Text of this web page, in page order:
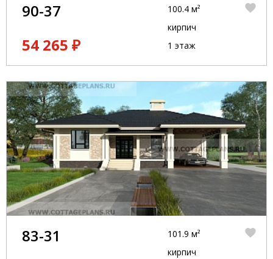
90-37
54 265 ₽
100.4 м²
кирпич
1 этаж
83-31
101.9 м²
кирпич